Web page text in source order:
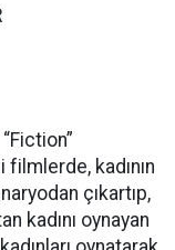
kadının
çıkartıp,
kadını oynayan